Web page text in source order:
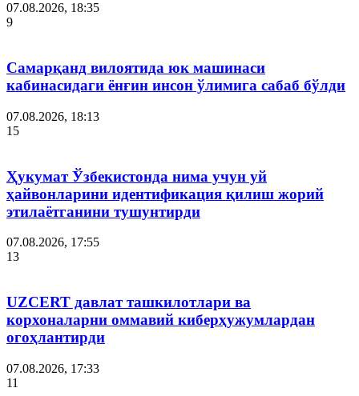
07.08.2026, 18:35
9
Самарқанд вилоятида юк машинаси
кабинасидаги ёнғин инсон ўлимига сабаб бўлди
07.08.2026, 18:13
15
Ҳукумат Ўзбекистонда нима учун уй
ҳайвонларини идентификация қилиш жорий
этилаётганини тушунтирди
07.08.2026, 17:55
13
UZCERT давлат ташкилотлари ва
корхоналарни оммавий киберҳужумлардан
огоҳлантирди
07.08.2026, 17:33
11